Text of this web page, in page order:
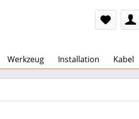
Werkzeug Installation Kabel